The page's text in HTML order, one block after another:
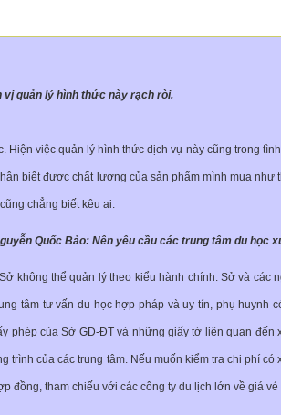
vị quản lý hình thức này rạch ròi.
việc quản lý hình thức dịch vụ này cũng trong
biết được chất lượng của sản phẩm mình mua
chẳng biết kêu ai.
Quốc Bảo: Nên yêu cầu các trung tâm du học
không thể quản lý theo kiểu hành chính. Sở và
tâm tư vấn du học hợp pháp và uy tín, phụ huynh
phép của Sở GD-ĐT và những giấy tờ liên quan đến
trình của các trung tâm. Nếu muốn kiểm tra chi phí
đồng, tham chiếu với các công ty du lịch lớn về giá